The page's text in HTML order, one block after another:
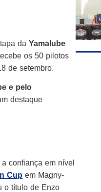
da Yamalube
os 50 pilotos
de setembro.
e pelo
destaque
confiança em nível
Cup em Magny-
o título de Enzo